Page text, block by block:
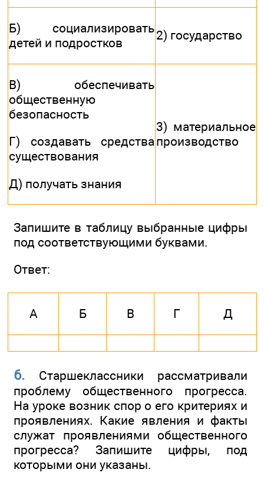
Б) социализировать
детей и подростков
2) государство
В) обеспечивать
общественную
безопасность
Г) создавать средства
существования
Д) получать знания
3) материальное
производство
Запишите в таблицу выбранные цифры
под соответствующими буквами.
Ответ:
А Б В Г Д
6. Старшеклассники рассматривали
проблему общественного прогресса.
На уроке возник спор о его критериях и
проявлениях. Какие явления и факты
служат проявлениями общественного
прогресса? Запишите цифры, под
которыми они указаны.